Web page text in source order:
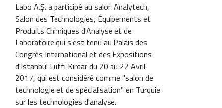
Labo A.Ş. a participé au salon Analytech,
Salon des Technologies, Équipements et
Produits Chimiques d'Analyse et de
Laboratoire qui s'est tenu au Palais des
Congrès International et des Expositions
d'Istanbul Lutfi Kırdar du 20 au 22 Avril
2017, qui est considéré comme "salon de
technologie et de spécialisation" en Turquie
sur les technologies d'analyse.